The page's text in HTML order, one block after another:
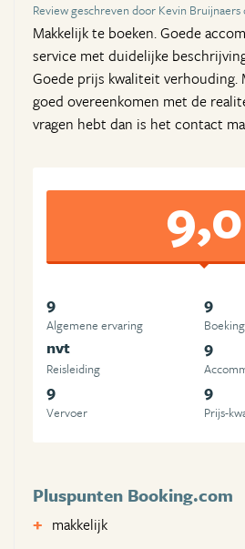
Review geschreven door Kevin
Makkelijk te boeken. Goede
service met duidelijke
Goede prijs kwaliteit
goed overeenkomen met de
vragen hebt dan is het contact
9,0
9
Algemene ervaring
9
nvt
Reisleiding
9
9
Vervoer
9
Prijs-
Pluspunten Booking.com
makkelijk